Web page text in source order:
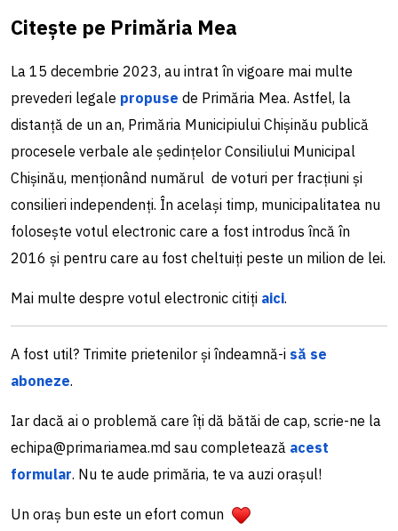
Citește pe Primăria Mea
La 15 decembrie 2023, au intrat în vigoare mai multe
prevederi legale propuse de Primăria Mea. Astfel, la
distanță de un an, Primăria Municipiului Chișinău publică
procesele verbale ale ședințelor Consiliului Municipal
Chișinău, menționând numărul de voturi per fracțiuni și
consilieri independenți. În același timp, municipalitatea nu
folosește votul electronic care a fost introdus încă în
2016 și pentru care au fost cheltuiți peste un milion de lei.
Mai multe despre votul electronic citiți aici.
A fost util? Trimite prietenilor și îndeamnă-i să se
aboneze.
Iar dacă ai o problemă care îți dă bătăi de cap, scrie-ne la
echipa@primariamea.md sau completează acest
formular. Nu te aude primăria, te va auzi orașul!
Un oraș bun este un efort comun